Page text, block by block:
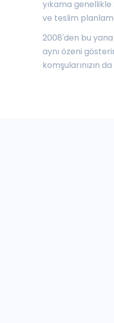
yıkama
ve teslim
2008'den bu
aynı özeni
komşularınızın